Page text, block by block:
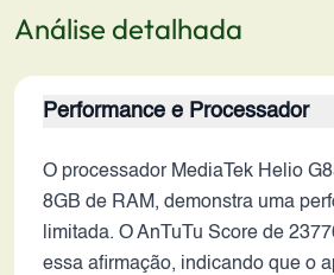
Análise detalhada
Performance e Processador
O processador MediaTek Helio
8GB de RAM, demonstra uma
limitada. O AnTuTu Score de
essa afirmação, indicando que o